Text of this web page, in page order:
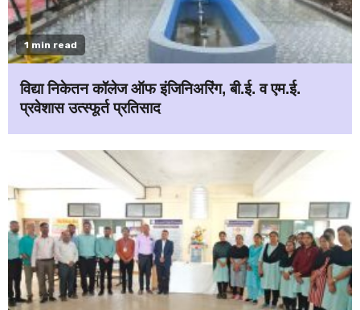
1 min read
विद्या निकेतन कॉलेज ऑफ इंजिनिअरिंग, बी.ई. व एम.ई.
प्रवेशास उत्स्फूर्त प्रतिसाद